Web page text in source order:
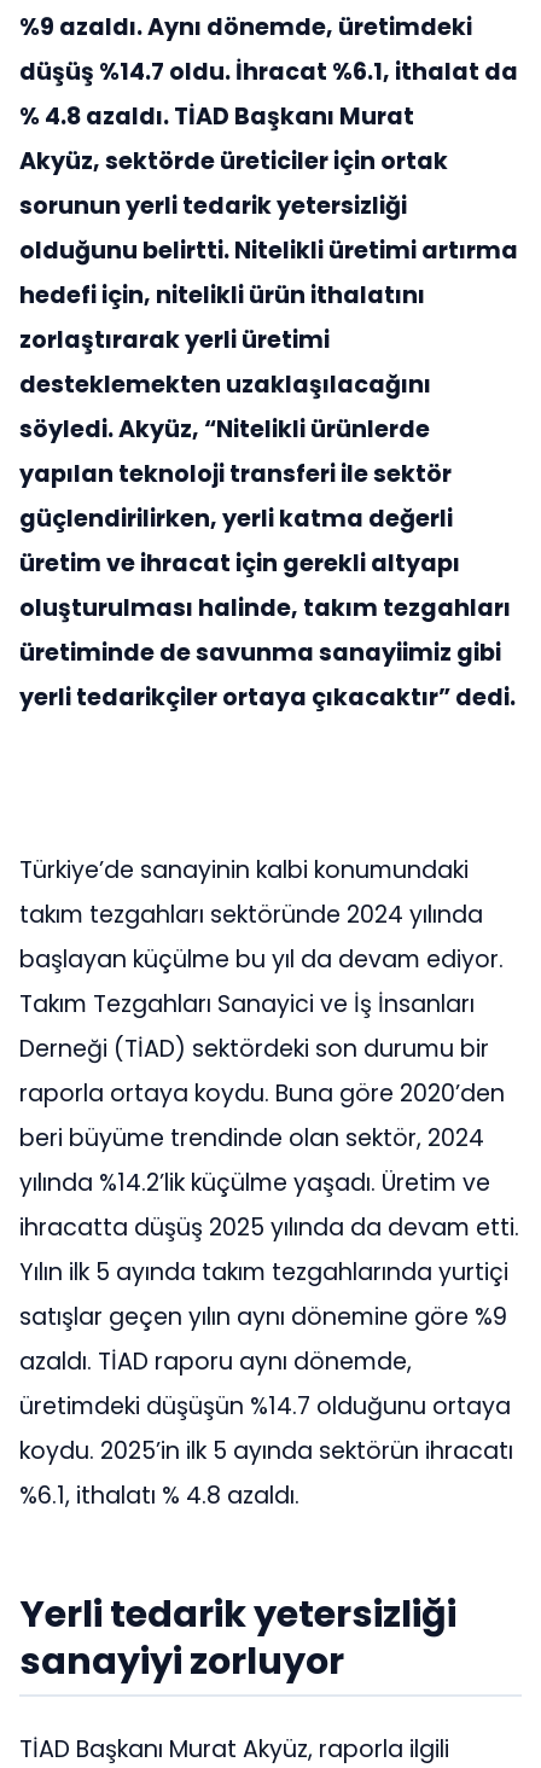
%9 azaldı. Aynı dönemde, üretimdeki
düşüş %14.7 oldu. İhracat %6.1, ithalat da
% 4.8 azaldı. TİAD Başkanı Murat
Akyüz,sektörde üreticiler için ortak
sorunun yerli tedarik yetersizliği
olduğunu belirtti. Nitelikli üretimi artırma
hedefi için, nitelikli ürün ithalatını
zorlaştırarak yerli üretimi
desteklemekten uzaklaşılacağını
söyledi. Akyüz, “Nitelikli ürünlerde
yapılan teknoloji transferi ile sektör
güçlendirilirken, yerli katma değerli
üretim ve ihracat için gerekli altyapı
oluşturulması halinde, takım tezgahları
üretiminde de savunma sanayiimiz gibi
yerli tedarikçiler ortaya çıkacaktır” dedi.
Türkiye’de sanayinin kalbi konumundaki
takım tezgahları sektöründe 2024 yılında
başlayan küçülme bu yıl da devam ediyor.
Takım Tezgahları Sanayici ve İş İnsanları
Derneği (TİAD) sektördeki son durumu bir
raporla ortaya koydu. Buna göre 2020’den
beri büyüme trendinde olan sektör, 2024
yılında %14.2’lik küçülme yaşadı. Üretim ve
ihracatta düşüş 2025 yılında da devam etti.
Yılın ilk 5 ayında takım tezgahlarında yurtiçi
satışlar geçen yılın aynı dönemine göre %9
azaldı. TİAD raporu aynı dönemde,
üretimdeki düşüşün %14.7 olduğunu ortaya
koydu. 2025’in ilk 5 ayında sektörün ihracatı
%6.1, ithalatı % 4.8 azaldı.
Yerli tedarik yetersizliği
sanayiyi zorluyor
TİAD Başkanı Murat Akyüz, raporla ilgili